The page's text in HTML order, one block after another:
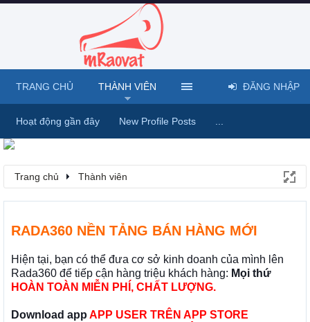
Trang chủ Thành viên
RADA360 NỀN TẢNG BÁN HÀNG MỚI
Hiện tại, bạn có thể đưa cơ sở kinh doanh của mình lên
Rada360 để tiếp cận hàng triệu khách hàng: Mọi thứ
HOÀN TOÀN MIỄN PHÍ, CHẤT LƯỢNG.
Download app APP USER TRÊN APP STORE
TRANG CHỦ THÀNH VIÊN
Hoạt động gần đây New Profile Posts
ĐĂNG NHẬP